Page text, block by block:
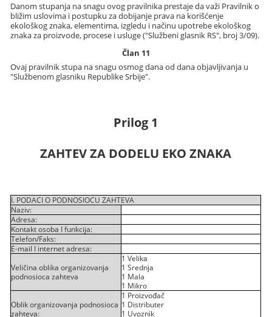
Danom stupanja na snagu ovog pravilnika prestaje da važi Pravilnik o
bližim uslovima i postupku za dobijanje prava na korišćenje
ekološkog znaka, elementima, izgledu i načinu upotrebe ekološkog
znaka za proizvode, procese i usluge ("Službeni glasnik RS", broj 3/09).
Član 11
Ovaj pravilnik stupa na snagu osmog dana od dana objavljivanja u
"Službenom glasniku Republike Srbije".
Prilog 1
ZAHTEV ZA DODELU EKO ZNAKA
I. PODACI O PODNOSIOCU ZAHTEVA
Naziv:
Adresa:
Kontakt osoba I funkcija:
Telefon/Faks:
E-mail I internet adresa:
Veličina oblika organizovanja
podnosioca zahteva
1 Velika
1 Srednja
1 Mala
1 Mikro
Oblik organizovanja podnosioca
zahteva:
1 Proizvođač
1 Distributer
1 Uvoznik